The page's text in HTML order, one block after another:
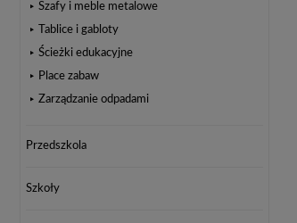
Szafy i meble metalowe
Tablice i gabloty
Ścieżki edukacyjne
Place zabaw
Zarządzanie odpadami
Przedszkola
Szkoły